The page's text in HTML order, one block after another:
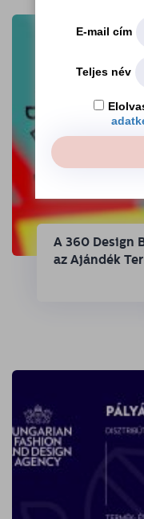
A 360 Design
az Ajándék
E-mail cím
Teljes név